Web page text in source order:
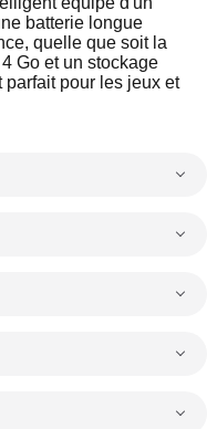
batterie longue
quelle que soit la
Go et un stockage
parfait pour les jeux et